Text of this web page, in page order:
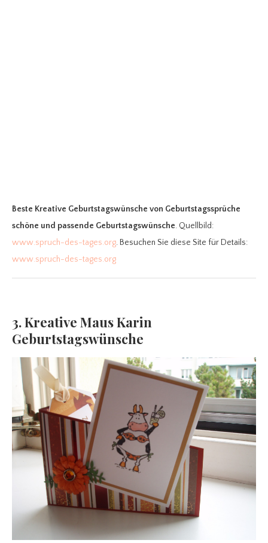
Beste Kreative Geburtstagswünsche von Geburtstagssprüche
schöne und passende Geburtstagswünsche. Quellbild:
www.spruch-des-tages.org. Besuchen Sie diese Site für Details:
www.spruch-des-tages.org
3. Kreative Maus Karin
Geburtstagswünsche